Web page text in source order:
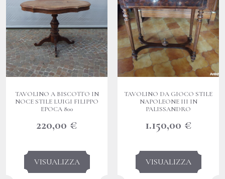
TAVOLINO A BISCOTTO IN
NOCE STILE LUIGI FILIPPO
EPOCA 800
220,00 €
VISUALIZZA
TAVOLINO DA GIOCO STILE
NAPOLEONE III IN
PALISSANDRO
1.150,00 €
VISUALIZZA